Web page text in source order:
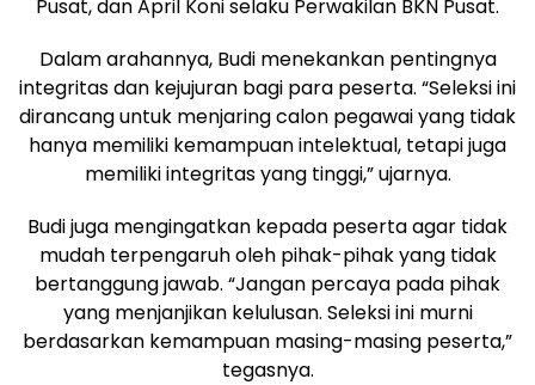
Pusat, dan April Koni selaku Perwakilan BKN Pusat.
Dalam arahannya, Budi menekankan pentingnya
integritas dan kejujuran bagi para peserta. “Seleksi ini
dirancang untuk menjaring calon pegawai yang tidak
hanya memiliki kemampuan intelektual, tetapi juga
memiliki integritas yang tinggi,” ujarnya.
Budi juga mengingatkan kepada peserta agar tidak
mudah terpengaruh oleh pihak-pihak yang tidak
bertanggung jawab. “Jangan percaya pada pihak
yang menjanjikan kelulusan. Seleksi ini murni
berdasarkan kemampuan masing-masing peserta,”
tegasnya.